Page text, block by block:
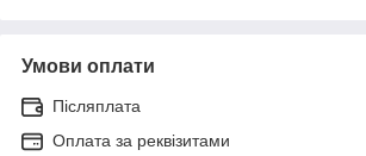
Умови оплати
Післяплата
Оплата за реквізитами